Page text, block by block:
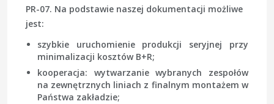
PR-07. Na podstawie naszej dokumentacji możliwe
jest:
szybkie uruchomienie produkcji seryjnej przy
minimalizacji kosztów B+R;
kooperacja: wytwarzanie wybranych zespołów
na zewnętrznych liniach z finalnym montażem w
Państwa zakładzie;